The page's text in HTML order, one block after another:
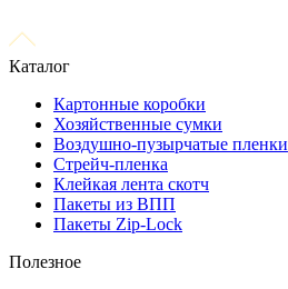
Каталог
Картонные коробки
Хозяйственные сумки
Воздушно-пузырчатые пленки
Стрейч-пленка
Клейкая лента скотч
Пакеты из ВПП
Пакеты Zip-Lock
Полезное